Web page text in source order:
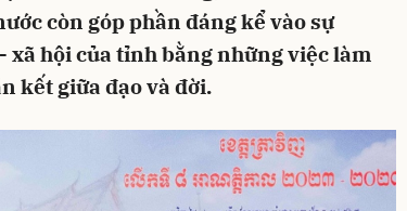
còn góp phần đáng kể vào sự
hội của tỉnh bằng những việc làm
kết giữa đạo và đời.